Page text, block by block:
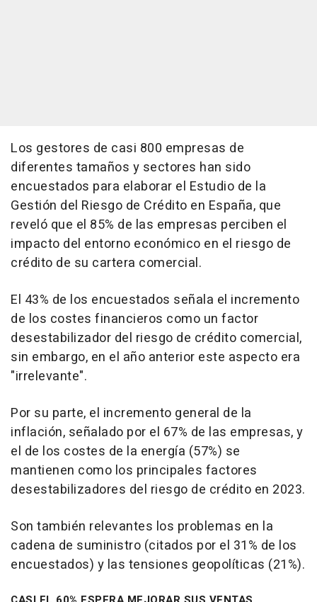
Los gestores de casi 800 empresas de
diferentes tamaños y sectores han sido
encuestados para elaborar el Estudio de la
Gestión del Riesgo de Crédito en España, que
reveló que el 85% de las empresas perciben el
impacto del entorno económico en el riesgo de
crédito de su cartera comercial.
El 43% de los encuestados señala el incremento
de los costes financieros como un factor
desestabilizador del riesgo de crédito comercial,
sin embargo, en el año anterior este aspecto era
"irrelevante".
Por su parte, el incremento general de la
inflación, señalado por el 67% de las empresas, y
el de los costes de la energía (57%) se
mantienen como los principales factores
desestabilizadores del riesgo de crédito en 2023.
Son también relevantes los problemas en la
cadena de suministro (citados por el 31% de los
encuestados) y las tensiones geopolíticas (21%).